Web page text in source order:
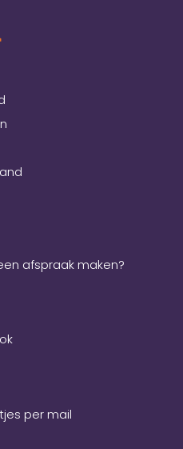
afspraak maken?
per mail